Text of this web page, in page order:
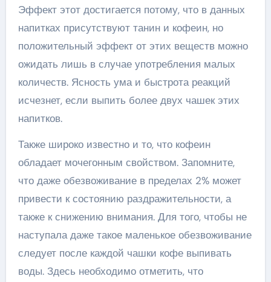
Эффект этот достигается потому, что в данных
напитках присутствуют танин и кофеин, но
положительный эффект от этих веществ можно
ожидать лишь в случае употребления малых
количеств. Ясность ума и быстрота реакций
исчезнет, если выпить более двух чашек этих
напитков.
Также широко известно и то, что кофеин
обладает мочегонным свойством. Запомните,
что даже обезвоживание в пределах 2% может
привести к состоянию раздражительности, а
также к снижению внимания. Для того, чтобы не
наступала даже такое маленькое обезвоживание
следует после каждой чашки кофе выпивать
воды. Здесь необходимо отметить, что